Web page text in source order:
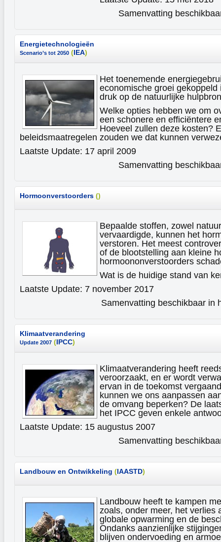
Samenvatting
Energietechnologieën
Scenario’s tot 2050 (IEA)
Het toenemende
economische groei
druk op de natuurlijke
Welke opties hebben we om
een schonere en efficiëntere
Hoeveel zullen deze kosten?
beleidsmaatregelen zouden we dat kunnen
Laatste Update: 17 april 2009
Samenvatting
Hormoonverstoorders ()
Bepaalde stoffen, zowel
vervaardigde, kunnen het
verstoren. Het meest
of de blootstelling aan kleine
hormoononverstoorders
Wat is de huidige stand van
Laatste Update: 7 november 2017
Samenvatting beschikbaar in
Klimaatverandering
Update 2007 (IPCC)
Klimaatverandering heeft
veroorzaakt, en er wordt
ervan in de toekomst
kunnen we ons aanpassen
de omvang beperken? De
het IPCC geven enkele
Laatste Update: 15 augustus 2007
Samenvatting
Landbouw en Ontwikkeling (IAASTD)
Landbouw heeft te kampen
zoals, onder meer, het verlies
globale opwarming en de
Ondanks aanzienlijke
blijven ondervoeding en